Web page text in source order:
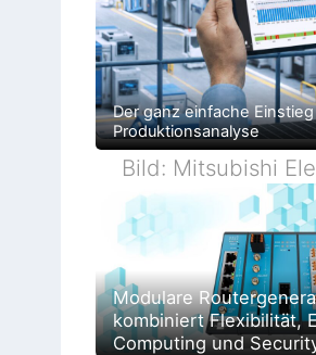
Der ganz einfache
Produktionsanalyse
Bild: Mitsubishi
Modulare
kombiniert Flexibilität,
Computing und